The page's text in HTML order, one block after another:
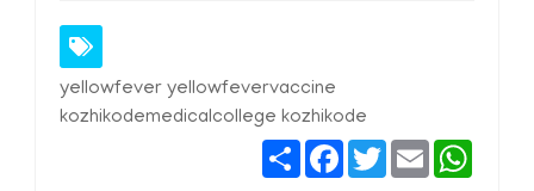
yellowfever yellowfevervaccine
kozhikodemedicalcollege kozhikode
ShareFacebook
TwitterEmail